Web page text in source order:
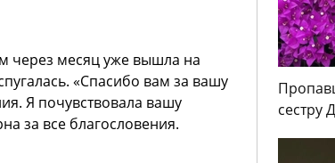
через месяц уже вышла на
«Спасибо вам за вашу
Я почувствовала вашу
за все благословения.
сестру